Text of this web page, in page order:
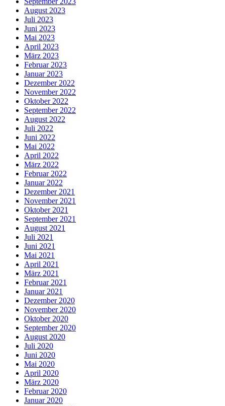
August 2023
Juli 2023
Juni 2023
Mai 2023
April 2023
März 2023
Februar 2023
Januar 2023
Dezember 2022
November 2022
Oktober 2022
September 2022
August 2022
Juli 2022
Juni 2022
Mai 2022
April 2022
März 2022
Februar 2022
Januar 2022
Dezember 2021
November 2021
Oktober 2021
September 2021
August 2021
Juli 2021
Juni 2021
Mai 2021
April 2021
März 2021
Februar 2021
Januar 2021
Dezember 2020
November 2020
Oktober 2020
September 2020
August 2020
Juli 2020
Juni 2020
Mai 2020
April 2020
März 2020
Februar 2020
Januar 2020